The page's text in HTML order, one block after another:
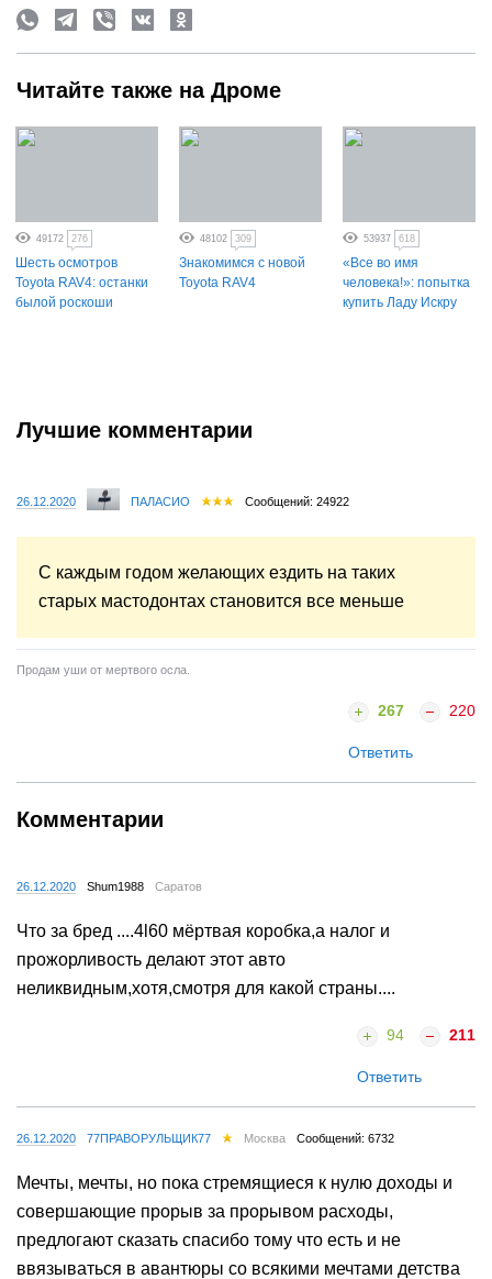
Читайте также на Дроме
49172 276
Шесть осмотров
Toyota RAV4: останки
былой роскоши
48102 309
Знакомимся с новой
Toyota RAV4
53937 618
«Все во имя
человека!»: попытка
купить Ладу Искру
Лучшие комментарии
26.12.2020 ПАЛАСИО Сообщений: 24922
С каждым годом желающих ездить на таких
старых мастодонтах становится все меньше
Продам уши от мертвого осла.
267 220
Ответить
Комментарии
26.12.2020 Shum1988 Саратов
Что за бред ....4l60 мёртвая коробка,а налог и
прожорливость делают этот авто
неликвидным,хотя,смотря для какой страны....
94 211
Ответить
26.12.2020 77ПРАВОРУЛЬЩИК77 Москва Сообщений: 6732
Мечты, мечты, но пока стремящиеся к нулю доходы и
совершающие прорыв за прорывом расходы,
предлогают сказать спасибо тому что есть и не
ввязываться в авантюры со всякими мечтами детства